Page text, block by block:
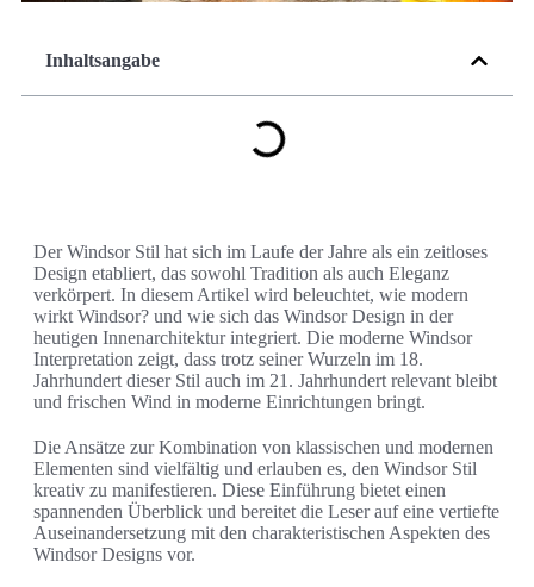
Inhaltsangabe
Der Windsor Stil hat sich im Laufe der Jahre als ein zeitloses
Design etabliert, das sowohl Tradition als auch Eleganz
verkörpert. In diesem Artikel wird beleuchtet, wie modern
wirkt Windsor? und wie sich das Windsor Design in der
heutigen Innenarchitektur integriert. Die moderne Windsor
Interpretation zeigt, dass trotz seiner Wurzeln im 18.
Jahrhundert dieser Stil auch im 21. Jahrhundert relevant bleibt
und frischen Wind in moderne Einrichtungen bringt.
Die Ansätze zur Kombination von klassischen und modernen
Elementen sind vielfältig und erlauben es, den Windsor Stil
kreativ zu manifestieren. Diese Einführung bietet einen
spannenden Überblick und bereitet die Leser auf eine vertiefte
Auseinandersetzung mit den charakteristischen Aspekten des
Windsor Designs vor.